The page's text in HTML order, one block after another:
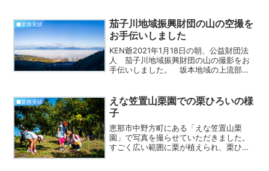
■業務実績
茄子川地域振興財団の山の空撮を
お手伝いしました
KEN爺2021年1月18日の朝、公益財団法
人 茄子川地域振興財団の山の撮影をお
手伝いしました。 坂本地域の上流部、
した。
■業務実績
えな笠置山栗園での栗ひろいの様
子
恵那市中野方町にある「えな笠置山栗
園」で写真を撮らせていただきました。
すごく広い範囲に栗が植えられ、栗ひろ